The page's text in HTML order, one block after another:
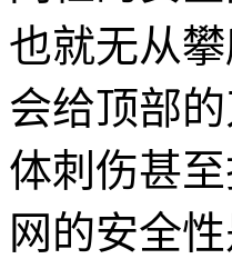
也就无从
会给顶部
体刺伤甚
网的安全